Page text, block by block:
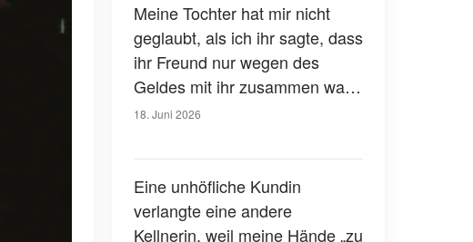
Meine Tochter hat mir nicht
geglaubt, als ich ihr sagte, dass
ihr Freund nur wegen des
Geldes mit ihr zusammen war
– also hab ich ihn entlarvt
18. Juni 2026
Eine unhöfliche Kundin
verlangte eine andere
Kellnerin, weil meine Hände „zu